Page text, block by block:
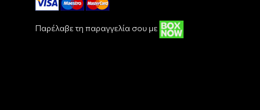
Παρέλαβε τη παραγγελία σου με